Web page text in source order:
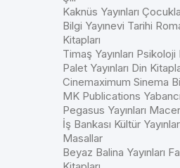
Kaknüs Yayınları
Bilgi Yayınevi Tarihi
Kitapları
Timaş Yayınları Psikoloji
Palet Yayınları Din
Cinemaximum Sinema
MK Publications
Pegasus Yayınları
İş Bankası Kültür
Masallar
Beyaz Balina Yayınları